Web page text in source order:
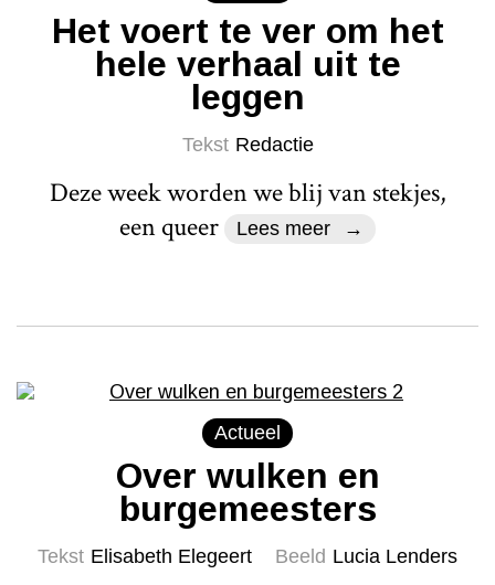
Het voert te ver om het
hele verhaal uit te
leggen
Tekst Redactie
Deze week worden we blij van stekjes,
een queer
Lees meer
Actueel
Over wulken en
burgemeesters
Tekst Elisabeth Elegeert Beeld Lucia Lenders